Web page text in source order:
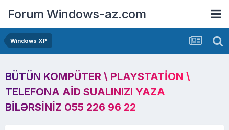
Forum Windows-az.com
Windows XP
BÜTÜN KOMPÜTER \ PLAYSTATION \
TELEFONA AID SUALINIZI YAZA
BILƏRSINIZ 055 226 96 22